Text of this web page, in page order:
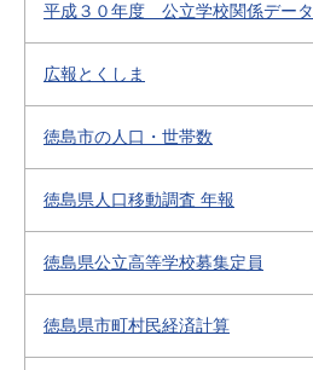
平成３０年度 公立学校関係データ
広報とくしま
徳島市の人口・世帯数
徳島県人口移動調査 年報
徳島県公立高等学校募集定員
徳島県市町村民経済計算